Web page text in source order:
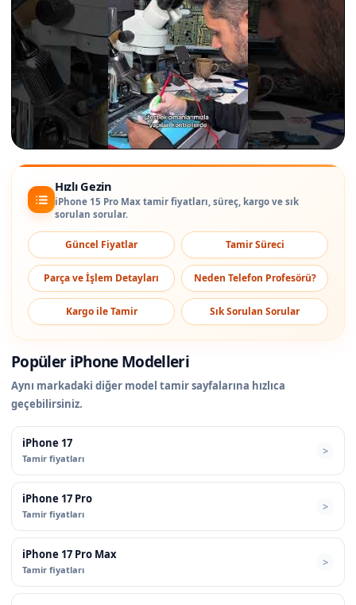
Hızlı Gezin
iPhone 15 Pro Max tamir fiyatları, süreç, kargo ve sık
sorulan sorular.
Güncel Fiyatlar Tamir Süreci
Parça ve İşlem Detayları Neden Telefon Profesörü?
Kargo ile Tamir Sık Sorulan Sorular
Popüler iPhone Modelleri
Aynı markadaki diğer model tamir sayfalarına hızlıca
geçebilirsiniz.
iPhone 17
Tamir fiyatları
iPhone 17 Pro
Tamir fiyatları
iPhone 17 Pro Max
Tamir fiyatları